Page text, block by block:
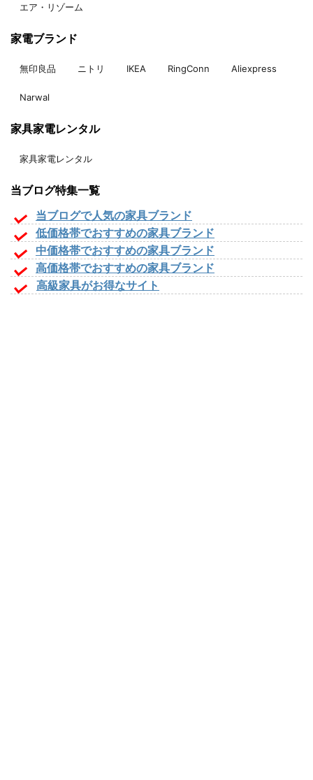
エア・リゾーム
家電ブランド
無印良品 ニトリ IKEA RingConn Aliexpress
Narwal
家具家電レンタル
家具家電レンタル
当ブログ特集一覧
当ブログで人気の家具ブランド
低価格帯でおすすめの家具ブランド
中価格帯でおすすめの家具ブランド
高価格帯でおすすめの家具ブランド
高級家具がお得なサイト